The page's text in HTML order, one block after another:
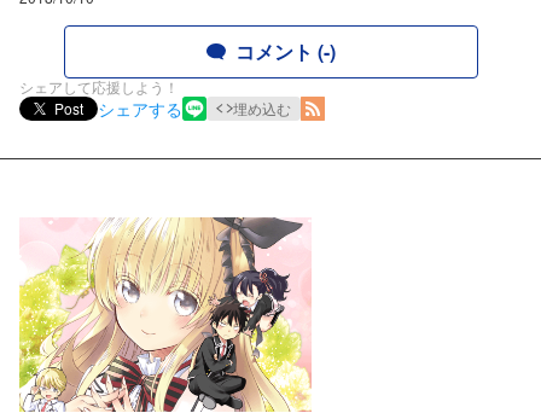
コメント (-)
シェアして応援しよう！
Post
シェアする 埋め込む